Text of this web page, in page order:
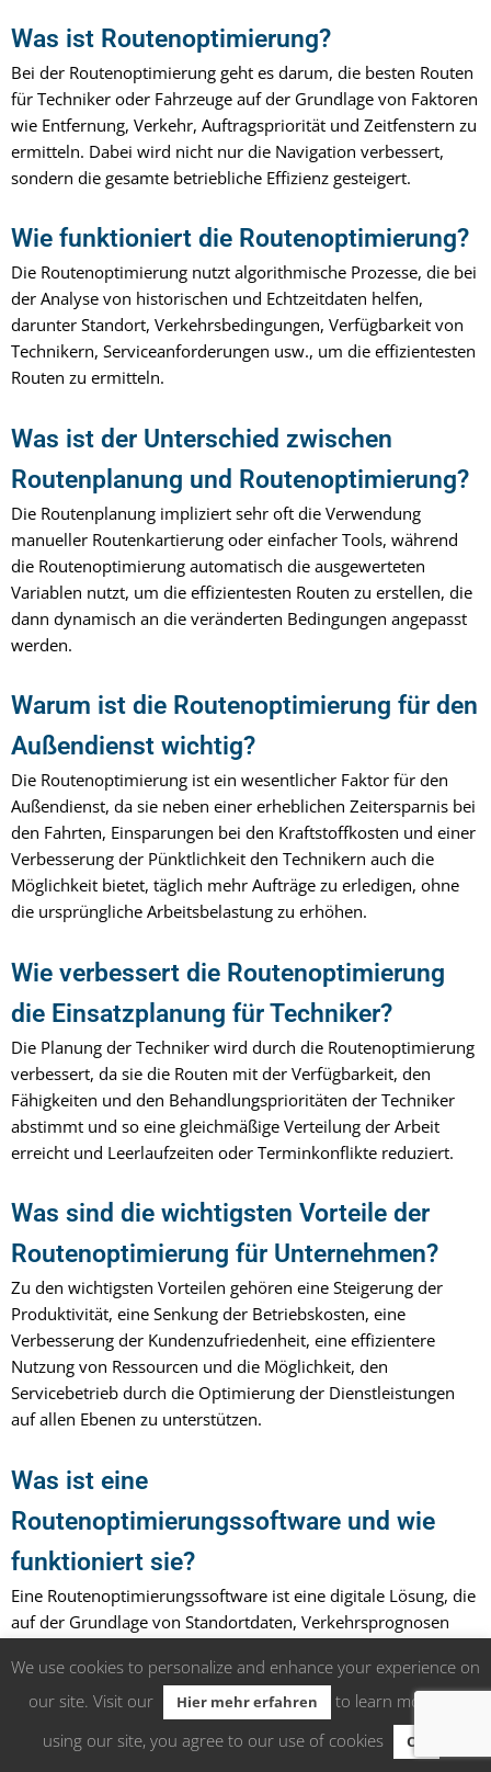
Was ist Routenoptimierung?
Bei der Routenoptimierung geht es darum, die besten Routen
für Techniker oder Fahrzeuge auf der Grundlage von Faktoren
wie Entfernung, Verkehr, Auftragspriorität und Zeitfenstern zu
ermitteln. Dabei wird nicht nur die Navigation verbessert,
sondern die gesamte betriebliche Effizienz gesteigert.
Wie funktioniert die Routenoptimierung?
Die Routenoptimierung nutzt algorithmische Prozesse, die bei
der Analyse von historischen und Echtzeitdaten helfen,
darunter Standort, Verkehrsbedingungen, Verfügbarkeit von
Technikern, Serviceanforderungen usw., um die effizientesten
Routen zu ermitteln.
Was ist der Unterschied zwischen
Routenplanung und Routenoptimierung?
Die Routenplanung impliziert sehr oft die Verwendung
manueller Routenkartierung oder einfacher Tools, während
die Routenoptimierung automatisch die ausgewerteten
Variablen nutzt, um die effizientesten Routen zu erstellen, die
dann dynamisch an die veränderten Bedingungen angepasst
werden.
Warum ist die Routenoptimierung für den
Außendienst wichtig?
Die Routenoptimierung ist ein wesentlicher Faktor für den
Außendienst, da sie neben einer erheblichen Zeitersparnis bei
den Fahrten, Einsparungen bei den Kraftstoffkosten und einer
Verbesserung der Pünktlichkeit den Technikern auch die
Möglichkeit bietet, täglich mehr Aufträge zu erledigen, ohne
die ursprüngliche Arbeitsbelastung zu erhöhen.
Wie verbessert die Routenoptimierung
die Einsatzplanung für Techniker?
Die Planung der Techniker wird durch die Routenoptimierung
verbessert, da sie die Routen mit der Verfügbarkeit, den
Fähigkeiten und den Behandlungsprioritäten der Techniker
abstimmt und so eine gleichmäßige Verteilung der Arbeit
erreicht und Leerlaufzeiten oder Terminkonflikte reduziert.
Was sind die wichtigsten Vorteile der
Routenoptimierung für Unternehmen?
Zu den wichtigsten Vorteilen gehören eine Steigerung der
Produktivität, eine Senkung der Betriebskosten, eine
Verbesserung der Kundenzufriedenheit, eine effizientere
Nutzung von Ressourcen und die Möglichkeit, den
Servicebetrieb durch die Optimierung der Dienstleistungen
auf allen Ebenen zu unterstützen.
Was ist eine
Routenoptimierungssoftware und wie
funktioniert sie?
Eine Routenoptimierungssoftware ist eine digitale Lösung, die
auf der Grundlage von Standortdaten, Verkehrsprognosen
ändern kann, um mehrere Aufträge effizient zu verwalten und
den manuellen Planungsaufwand zu reduzieren.
Wie lässt sich die Routenoptimierung in
We use cookies to personalize and enhance your experience on
our site. Visit our
Hier mehr erfahren
to learn more. By
using our site, you agree to our use of cookies
Ok